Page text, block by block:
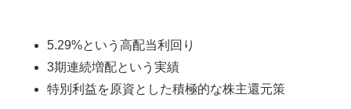
5.29%という高配当利回り
3期連続増配という実績
特別利益を原資とした積極的な株主還元策